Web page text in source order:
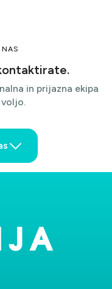
in prijazna ekipa